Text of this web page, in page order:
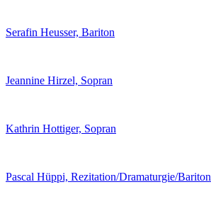
Serafin Heusser, Bariton
Jeannine Hirzel, Sopran
Kathrin Hottiger, Sopran
Pascal Hüppi, Rezitation/Dramaturgie/Bariton